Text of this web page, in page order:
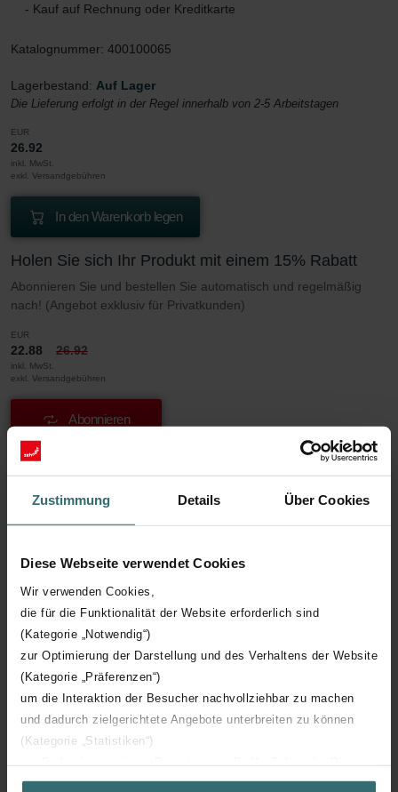
Zustimmung Details Über Cookies
Diese Webseite verwendet Cookies
Wir verwenden Cookies,
die für die Funktionalität der Website erforderlich sind
(Kategorie „Notwendig“)
zur Optimierung der Darstellung und des Verhaltens der Website
(Kategorie „Präferenzen“)
um die Interaktion der Besucher nachvollziehbar zu machen
und dadurch zielgerichtete Angebote unterbreiten zu können
(Kategorie „Statistiken“)
(Kategorie „Marketing“)
- Kauf auf Rechnung oder Kreditkarte
Katalognummer: 400100065
Lagerbestand: Auf Lager
Die Lieferung erfolgt in der Regel innerhalb von 2-5 Arbeitstagen
EUR
26.92
inkl. MwSt.
exkl. Versandgebühren
In den Warenkorb legen
Holen Sie sich Ihr Produkt mit einem 15% Rabatt
Abonnieren Sie und bestellen Sie automatisch und regelmäßig
nach! (Angebot exklusiv für Privatkunden)
EUR
22.88 26.92
inkl. MwSt.
exkl. Versandgebühren
Abonnieren
Mehr erfahren über unser Zehnder
Grobstaubfilter für ComfoFond-L Eco 350 /
Das Original-Zehnder-Filterpaket 400100065 enthält 1
Grobstaubfilter (ISO Coarse 60%, ehemals G4) für das zentrale
1x Zuluft-Grobstaubfilter ISO Coarse 60% (G4)
Der Ersatz-Filter reinigt die Außenluft zuverlässig von Staub und
kleinen Partikeln.
Einfacher Wechsel des ComfoFond-L 300/60